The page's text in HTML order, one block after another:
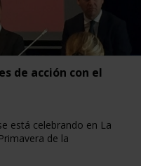
de acción con el
está celebrando en La
de la